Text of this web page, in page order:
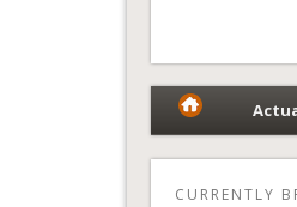
CURRENTLY